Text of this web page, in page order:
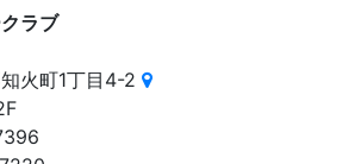
ラブ
火町1丁目4-2